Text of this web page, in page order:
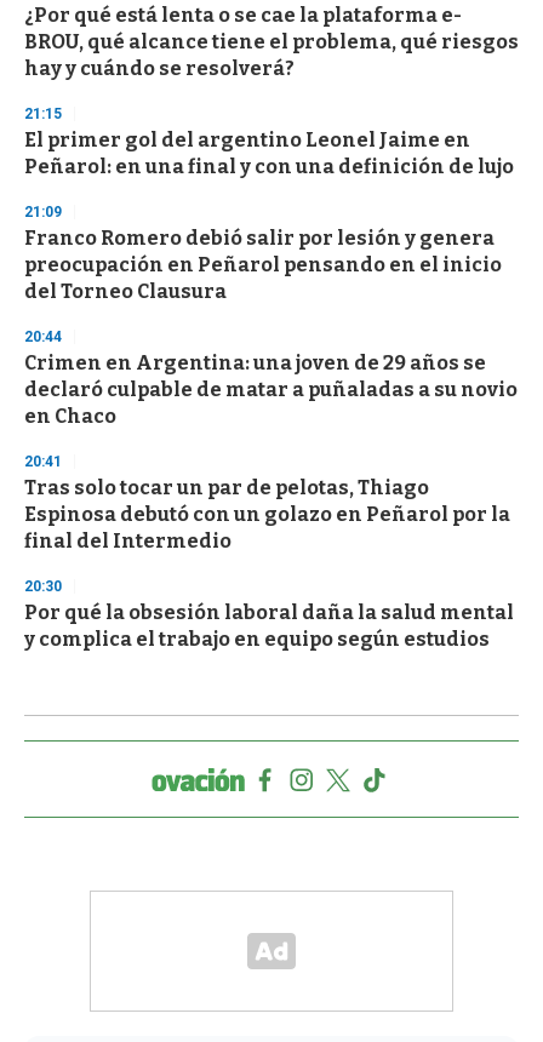
¿Por qué está lenta o se cae la plataforma e-
BROU, qué alcance tiene el problema, qué riesgos
hay y cuándo se resolverá?
21:15
El primer gol del argentino Leonel Jaime en
Peñarol: en una final y con una definición de lujo
21:09
Franco Romero debió salir por lesión y genera
preocupación en Peñarol pensando en el inicio
del Torneo Clausura
20:44
Crimen en Argentina: una joven de 29 años se
declaró culpable de matar a puñaladas a su novio
en Chaco
20:41
Tras solo tocar un par de pelotas, Thiago
Espinosa debutó con un golazo en Peñarol por la
final del Intermedio
20:30
Por qué la obsesión laboral daña la salud mental
y complica el trabajo en equipo según estudios